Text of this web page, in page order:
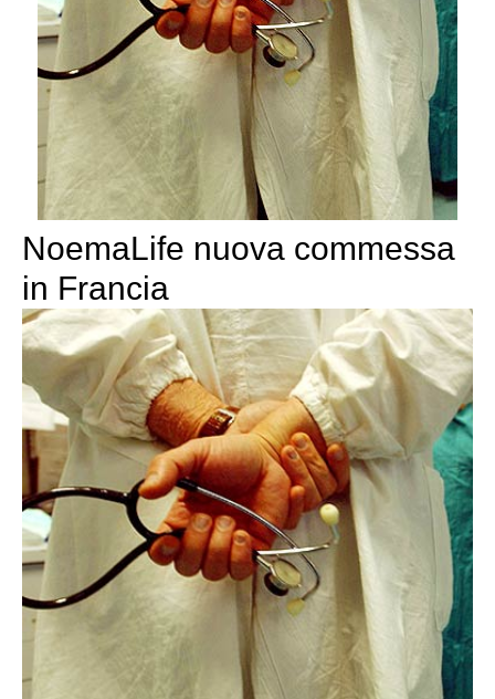
NoemaLife nuova commessa
in Francia